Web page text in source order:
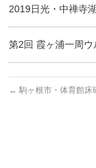
2019日光・中禅寺
第2回 霞ヶ浦一周
← 駒ヶ根市・体育館床